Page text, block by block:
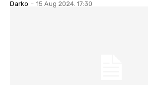
Darko - 15 Aug 2024. 17:30